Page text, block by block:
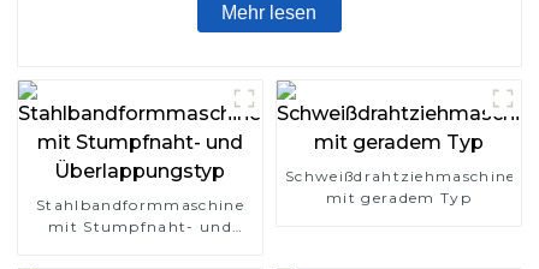
Mehr lesen
Stahlbandformmaschine
mit Stumpfnaht- und
Schweißdrahtziehmaschine
mit geradem Typ